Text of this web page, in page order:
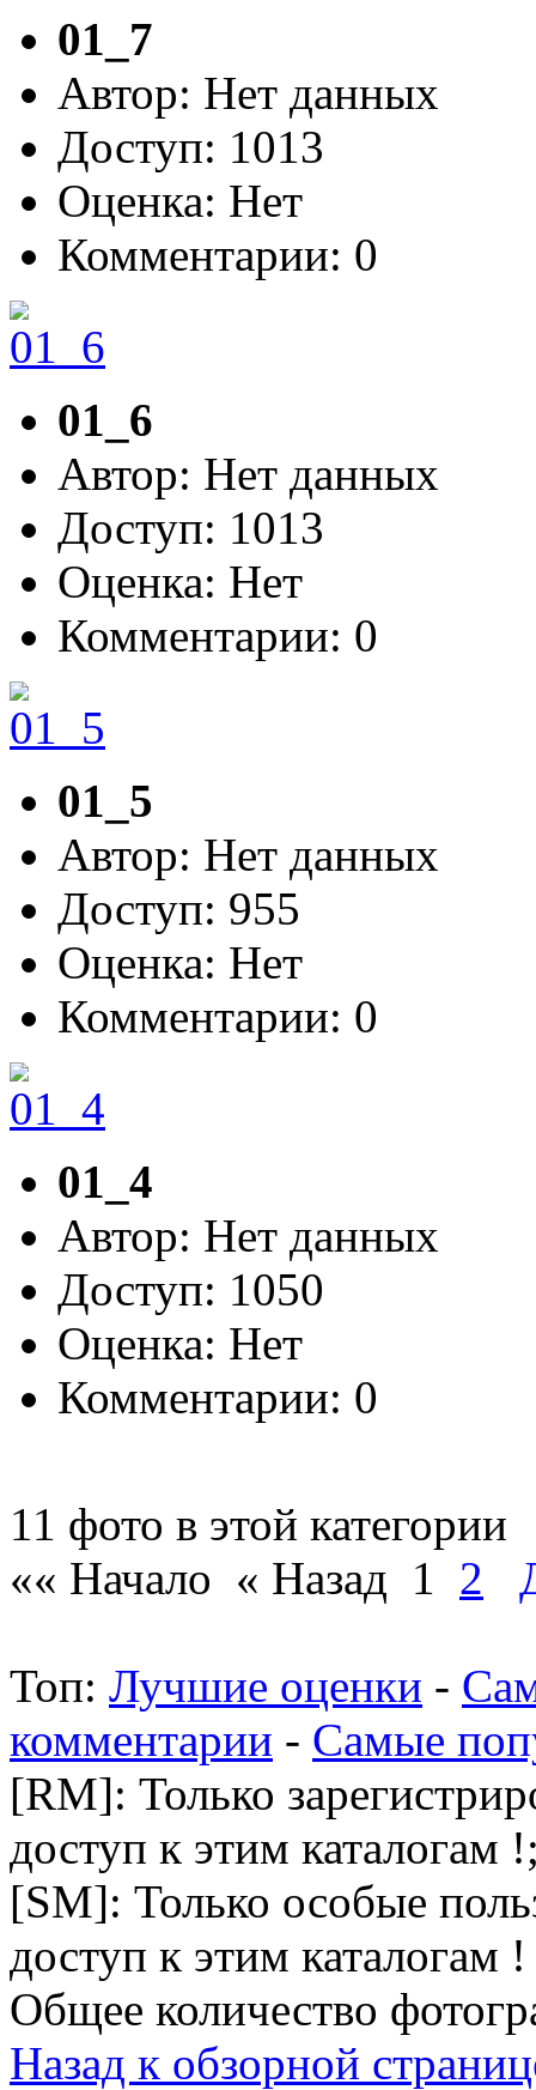
01_7
Автор: Нет данных
Доступ: 1013
Оценка: Нет
Комментарии: 0
01_6
Автор: Нет данных
Доступ: 1013
Оценка: Нет
Комментарии: 0
01_5
Автор: Нет данных
Доступ: 955
Оценка: Нет
Комментарии: 0
01_4
Автор: Нет данных
Доступ: 1050
Оценка: Нет
Комментарии: 0
11 фото в этой категории
«« Начало « Назад 1 2
Топ: Лучшие оценки -
комментарии - Самые
[RM]: Только
доступ к этим каталогам
[SM]: Только особые
доступ к этим каталогам !
Общее количество
Назад к обзорной